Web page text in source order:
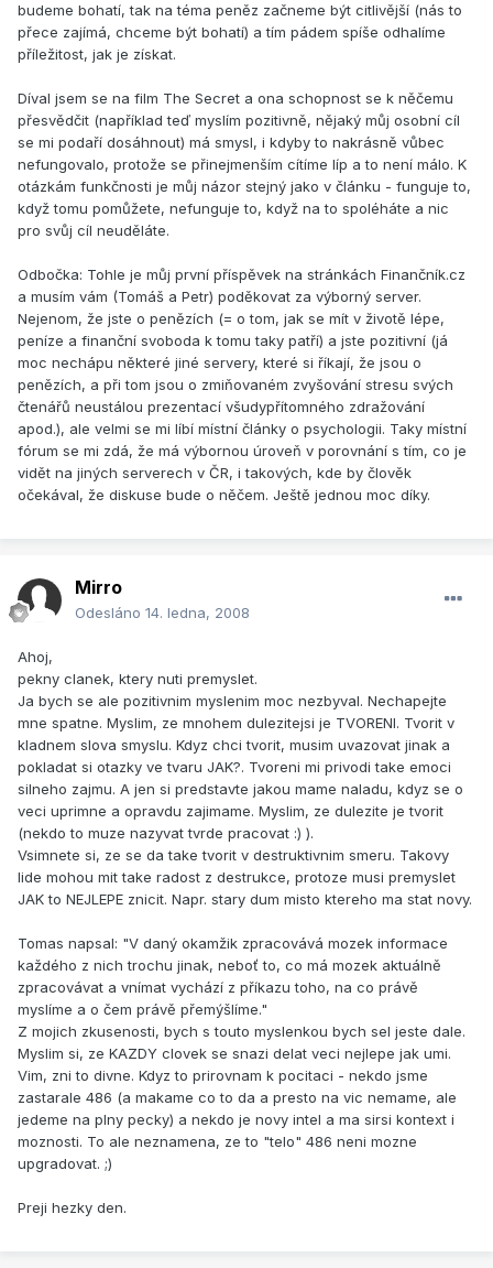
budeme bohatí, tak na téma peněz začneme být citlivější (nás to
přece zajímá, chceme být bohatí) a tím pádem spíše odhalíme
příležitost, jak je získat.
Díval jsem se na film The Secret a ona schopnost se k něčemu
přesvědčit (například teď myslím pozitivně, nějaký můj osobní cíl
se mi podaří dosáhnout) má smysl, i kdyby to nakrásně vůbec
nefungovalo, protože se přinejmenším cítíme líp a to není málo. K
otázkám funkčnosti je můj názor stejný jako v článku - funguje to,
když tomu pomůžete, nefunguje to, když na to spoléháte a nic
pro svůj cíl neuděláte.
Odbočka: Tohle je můj první příspěvek na stránkách Finančník.cz
a musím vám (Tomáš a Petr) poděkovat za výborný server.
Nejenom, že jste o penězích (= o tom, jak se mít v životě lépe,
peníze a finanční svoboda k tomu taky patří) a jste pozitivní (já
moc nechápu některé jiné servery, které si říkají, že jsou o
penězích, a při tom jsou o zmiňovaném zvyšování stresu svých
čtenářů neustálou prezentací všudypřítomného zdražování
apod.), ale velmi se mi líbí místní články o psychologii. Taky místní
fórum se mi zdá, že má výbornou úroveň v porovnání s tím, co je
vidět na jiných serverech v ČR, i takových, kde by člověk
očekával, že diskuse bude o něčem. Ještě jednou moc díky.
Mirro
Odesláno 14. ledna, 2008
Ahoj,
pekny clanek, ktery nuti premyslet.
Ja bych se ale pozitivnim myslenim moc nezbyval. Nechapejte
mne spatne. Myslim, ze mnohem dulezitejsi je TVORENI. Tvorit v
kladnem slova smyslu. Kdyz chci tvorit, musim uvazovat jinak a
pokladat si otazky ve tvaru JAK?. Tvoreni mi privodi take emoci
silneho zajmu. A jen si predstavte jakou mame naladu, kdyz se o
veci uprimne a opravdu zajimame. Myslim, ze dulezite je tvorit
(nekdo to muze nazyvat tvrde pracovat :) ).
Vsimnete si, ze se da take tvorit v destruktivnim smeru. Takovy
lide mohou mit take radost z destrukce, protoze musi premyslet
JAK to NEJLEPE znicit. Napr. stary dum misto ktereho ma stat novy.
Tomas napsal: "V daný okamžik zpracovává mozek informace
každého z nich trochu jinak, neboť to, co má mozek aktuálně
zpracovávat a vnímat vychází z příkazu toho, na co právě
myslíme a o čem právě přemýšlíme."
Z mojich zkusenosti, bych s touto myslenkou bych sel jeste dale.
Myslim si, ze KAZDY clovek se snazi delat veci nejlepe jak umi.
Vim, zni to divne. Kdyz to prirovnam k pocitaci - nekdo jsme
zastarale 486 (a makame co to da a presto na vic nemame, ale
jedeme na plny pecky) a nekdo je novy intel a ma sirsi kontext i
moznosti. To ale neznamena, ze to "telo" 486 neni mozne
upgradovat. ;)
Preji hezky den.